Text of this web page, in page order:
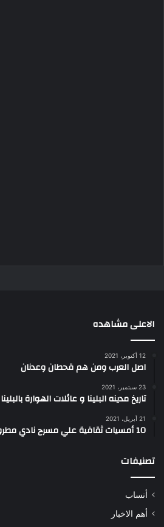
الاعلى مشاهده
12 أكتوبر، 2021
اصل العرب ومن هم قحطان وعدنان
23 سبتمبر، 2021
تاريخ مدينه البلينا و عائلات الهوارة بالبلينا
21 أبريل، 2021
10 أمسيات ثقافية علي مسرح نادي مطروح الإجتماعي في رمضان
تصنيفات
أنساب
أهم الاخبار